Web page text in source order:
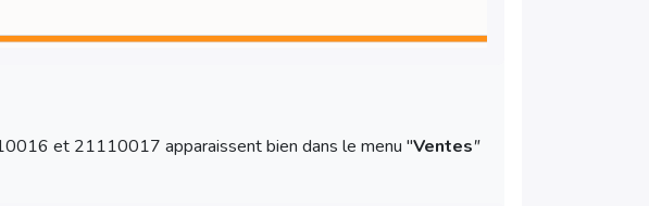
et 21110017 apparaissent bien dans le menu "Ventes"